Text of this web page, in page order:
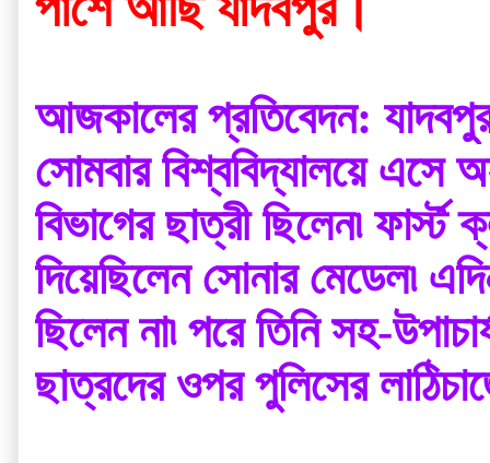
আজকালের প্রতিবেদন:
সোমবার বিশ্ববিদ্যালয়ে এসে অহনা পন্ডা তাঁর
বিভাগের ছাত্রী ছিলেন৷‌ ফার্স্ট ক্লাস ফার্স্ট হয়েছিলেন৷‌ এই কৃতিত্বের জন্য বিশ্ববিদ্যালয় কর্তৃপক্ষ তাঁকে
দিয়েছিলেন সোনার মেডেল৷‌ এদিন তিনি বিশ্ববিদ্যালয়ে এসে উপাচার্যের সঙ্গে দেখা করতে যান৷‌ কিন্তু উপাচার্য
ছিলেন না৷‌ পরে তিনি সহ-উপাচার্য সিদ্ধার্থ দত্ত, রেজিস্ট্রার প্রদীপ ঘোষের সঙ্গে দেখা করেন৷‌ যাদবপুরে